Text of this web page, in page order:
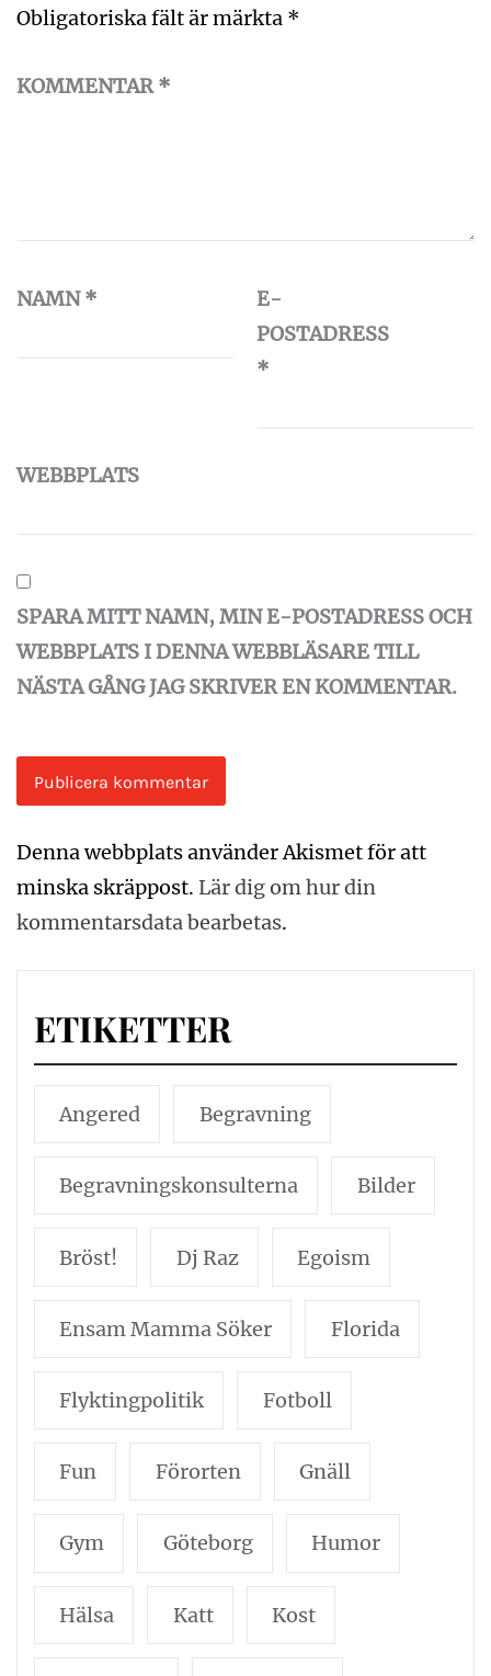
Obligatoriska fält är märkta *
KOMMENTAR*
NAMN*
E-
POSTADRESS
*
WEBBPLATS
SPARA MITT NAMN, MIN E-POSTADRESS OCH
WEBBPLATS I DENNA WEBBLÄSARE TILL
NÄSTA GÅNG JAG SKRIVER EN KOMMENTAR.
Denna webbplats använder Akismet för att
minska skräppost. Lär dig om hur din
kommentarsdata bearbetas.
ETIKETTER
Angered Begravning
Begravningskonsulterna Bilder
Bröst! Dj Raz Egoism
Ensam Mamma Söker Florida
Flyktingpolitik Fotboll
Fun Förorten Gnäll
Gym Göteborg Humor
Hälsa Katt Kost